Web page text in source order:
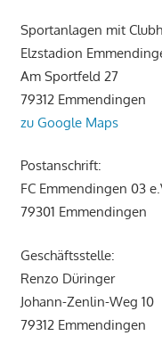
Sportanlagen mit
Elzstadion
Am Sportfeld 27
79312 Emmendingen
zu Google Maps
Postanschrift:
FC Emmendingen 03
79301 Emmendingen
Geschäftsstelle:
Renzo Düringer
Johann-Zenlin-Weg 10
79312 Emmendingen